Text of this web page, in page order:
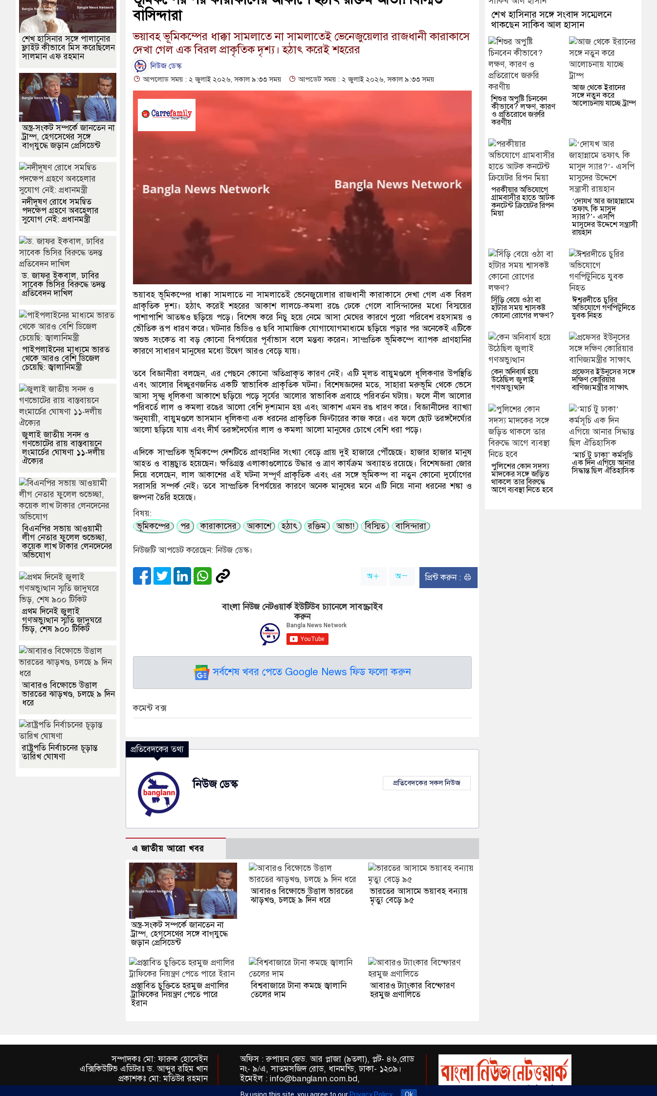
বাসিন্দারা
ভয়াবহ ভূমিকম্পের ধাক্কা সামলাতে না সামলাতেই ভেনেজুয়েলার রাজধানী কারাকাসে
দেখা গেল এক বিরল প্রাকৃতিক দৃশ্য। হঠাৎ করেই শহরের
নিউজ ডেস্ক
আপলোড সময় : ২ জুলাই ২০২৬, সকাল ৯:৩৩ সময় আপডেট সময় : ২ জুলাই ২০২৬, সকাল ৯:৩৩ সময়
ভয়াবহ ভূমিকম্পের ধাক্কা সামলাতে না সামলাতেই ভেনেজুয়েলার রাজধানী কারাকাসে দেখা গেল এক বিরল
প্রাকৃতিক দৃশ্য। হঠাৎ করেই শহরের আকাশ লালচে-কমলা রঙে ঢেকে গেলে বাসিন্দাদের মধ্যে বিস্ময়ের
পাশাপাশি আতঙ্কও ছড়িয়ে পড়ে। বিশেষ করে নিচু হয়ে নেমে আসা মেঘের কারণে পুরো পরিবেশ রহস্যময় ও
ভৌতিক রূপ ধারণ করে। ঘটনার ভিডিও ও ছবি সামাজিক যোগাযোগমাধ্যমে ছড়িয়ে পড়ার পর অনেকেই এটিকে
অশুভ সংকেত বা বড় কোনো বিপর্যয়ের পূর্বাভাস বলে মন্তব্য করেন। সাম্প্রতিক ভূমিকম্পে ব্যাপক প্রাণহানির
কারণে সাধারণ মানুষের মধ্যে উদ্বেগ আরও বেড়ে যায়।
তবে বিজ্ঞানীরা বলছেন, এর পেছনে কোনো অতিপ্রাকৃত কারণ নেই। এটি মূলত বায়ুমণ্ডলে ধূলিকণার উপস্থিতি
এবং আলোর বিচ্ছুরণজনিত একটি স্বাভাবিক প্রাকৃতিক ঘটনা। বিশেষজ্ঞদের মতে, সাহারা মরুভূমি থেকে ভেসে
আসা সূক্ষ্ম ধূলিকণা আকাশে ছড়িয়ে পড়ে সূর্যের আলোর স্বাভাবিক প্রবাহে পরিবর্তন ঘটায়। ফলে নীল আলোর
পরিবর্তে লাল ও কমলা রঙের আলো বেশি দৃশ্যমান হয় এবং আকাশ এমন রঙ ধারণ করে। বিজ্ঞানীদের ব্যাখ্যা
অনুযায়ী, বায়ুমণ্ডলে ভাসমান ধূলিকণা এক ধরনের প্রাকৃতিক ফিল্টারের কাজ করে। এর ফলে ছোট তরঙ্গদৈর্ঘ্যের
আলো ছড়িয়ে যায় এবং দীর্ঘ তরঙ্গদৈর্ঘ্যের লাল ও কমলা আলো মানুষের চোখে বেশি ধরা পড়ে।
এদিকে সাম্প্রতিক ভূমিকম্পে দেশটিতে প্রাণহানির সংখ্যা বেড়ে প্রায় দুই হাজারে পৌঁছেছে। হাজার হাজার মানুষ
আহত ও বাস্তুচ্যুত হয়েছেন। ক্ষতিগ্রস্ত এলাকাগুলোতে উদ্ধার ও ত্রাণ কার্যক্রম অব্যাহত রয়েছে। বিশেষজ্ঞরা জোর
দিয়ে বলেছেন, লাল আকাশের এই ঘটনা সম্পূর্ণ প্রাকৃতিক এবং এর সঙ্গে ভূমিকম্প বা নতুন কোনো দুর্যোগের
সরাসরি সম্পর্ক নেই। তবে সাম্প্রতিক বিপর্যয়ের কারণে অনেক মানুষের মনে এটি নিয়ে নানা ধরনের শঙ্কা ও
জল্পনা তৈরি হয়েছে।
বিষয়:
ভূমিকম্পের
পর কারাকাসের আকাশে হঠাৎ রক্তিম আভা! বিস্মিত বাসিন্দারা
নিউজটি আপডেট করেছেন: নিউজ ডেস্ক।
অ অ প্রিন্ট করুন :
বাংলা নিউজ নেটওয়ার্ক ইউটিউব চ্যানেলে সাবস্ক্রাইব
করুন
সর্বশেষ খবর পেতে Google News ফিড ফলো করুন
কমেন্ট বক্স
প্রতিবেদকের তথ্য
নিউজ ডেস্ক প্রতিবেদকের সকল নিউজ
এ জাতীয় আরো খবর
অস্ত্র-সংকট সম্পর্কে জানতেন না
ট্রাম্প, হেগসেথের সঙ্গে বাগ্‌যুদ্ধে
জড়ান প্রেসিডেন্ট
আবারও বিক্ষোভে উত্তাল ভারতের
ঝাড়খণ্ড, চলছে ৯ দিন ধরে
ভারতের আসামে ভয়াবহ বন্যায়
মৃত্যু বেড়ে ৯৫
প্রস্তাবিত চুক্তিতে হরমুজ প্রণালির
ট্রাফিকের নিয়ন্ত্রণ পেতে পারে
ইরান
বিশ্ববাজারে টানা কমছে জ্বালানি
তেলের দাম
আবারও ট্যাংকার বিস্ফোরণ
হরমুজ প্রণালিতে
শেখ হাসিনার সঙ্গে পালানোর
ফ্লাইট কীভাবে মিস করেছিলেন
সালমান এফ রহমান
অস্ত্র-সংকট সম্পর্কে জানতেন না
ট্রাম্প, হেগসেথের সঙ্গে
বাগ্‌যুদ্ধে জড়ান প্রেসিডেন্ট
নদীদূষণ রোধে সমন্বিত
পদক্ষেপ গ্রহণে অবহেলার
সুযোগ নেই: প্রধানমন্ত্রী
ড. জাফর ইকবাল, ঢাবির
সাবেক ভিসির বিরুদ্ধে তদন্ত
প্রতিবেদন দাখিল
পাইপলাইনের মাধ্যমে ভারত
থেকে আরও বেশি ডিজেল
চেয়েছি: জ্বালানিমন্ত্রী
জুলাই জাতীয় সনদ ও
গণভোটের রায় বাস্তবায়নে
লংমার্চের ঘোষণা ১১-দলীয়
ঐক্যের
বিএনপির সভায় আওয়ামী
লীগ নেতার ফুলেল শুভেচ্ছা,
কয়েক লাখ টাকার লেনদেনের
অভিযোগ
প্রথম দিনেই জুলাই
গণঅভ্যুত্থান স্মৃতি জাদুঘরে
ভিড়, শেষ ৯০০ টিকিট
আবারও বিক্ষোভে উত্তাল
ভারতের ঝাড়খণ্ড, চলছে ৯ দিন
ধরে
রাষ্ট্রপতি নির্বাচনের চূড়ান্ত
তারিখ ঘোষণা
শেখ হাসিনার সঙ্গে সংবাদ সম্মেলনে
থাকছেন সাকিব আল হাসান
শিশুর অপুষ্টি চিনবেন
কীভাবে? লক্ষণ, কারণ
ও প্রতিরোধে জরুরি
করণীয়
আজ থেকে ইরানের
সঙ্গে নতুন করে
আলোচনায় যাচ্ছে ট্রাম্প
পরকীয়ার অভিযোগে
গ্রামবাসীর হাতে আটক
কনটেন্ট ক্রিয়েটর রিপন
মিয়া
‘দোযখ আর জাহান্নামে
তফাৎ কি মাসুদ
স্যার?’- এসপি
মাসুদের উদ্দেশে সন্ত্রাসী
রায়হান
সিঁড়ি বেয়ে ওঠা বা
হাঁটার সময় শ্বাসকষ্ট
কোনো রোগের লক্ষণ?
ঈশ্বরদীতে চুরির
অভিযোগে গণপিটুনিতে
যুবক নিহত
কেন অনিবার্য হয়ে
উঠেছিল জুলাই
গণঅভ্যুত্থান
প্রফেসর ইউনূসের সঙ্গে
দক্ষিণ কোরিয়ার
বাণিজ্যমন্ত্রীর সাক্ষাৎ
পুলিশের কোন সদস্য
মাদকের সঙ্গে জড়িত
থাকলে তার বিরুদ্ধে
আগে ব্যবস্থা নিতে হবে
‘মার্চ টু ঢাকা’ কর্মসূচি
এক দিন এগিয়ে আনার
সিদ্ধান্ত ছিল ঐতিহাসিক
সম্পাদকঃ মো: ফারুক হোসেইন
এক্সিকিউটিভ এডিটরঃ ড. আব্দুর রহিম খান
প্রকাশকঃ মো: মতিউর রহমান
অফিস : রুপায়ন জেড. আর প্লাজা (৯তলা), প্লট- ৪৬,রোড
নং- ৯/এ, সাতমসজিদ রোড, ধানমন্ডি, ঢাকা- ১২০৯।
ইমেইল : info@banglann.com.bd,
banglanewsnetwork@gmail.com
By using this site, you agree to ourPrivacy Policy. Ok